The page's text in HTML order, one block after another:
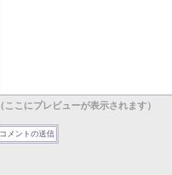
（ここにプレビューが表示されます）